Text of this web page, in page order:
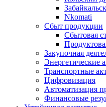
Nkomati
Сбыт продукции
Сбытовая
Закупочная
Энергетические
Транспортные
Цифровизация
Автоматизация
Финансовые